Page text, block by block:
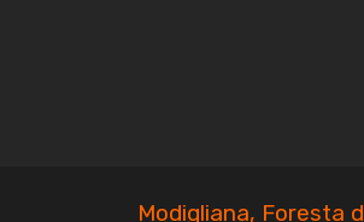
Modigliana, Foresta